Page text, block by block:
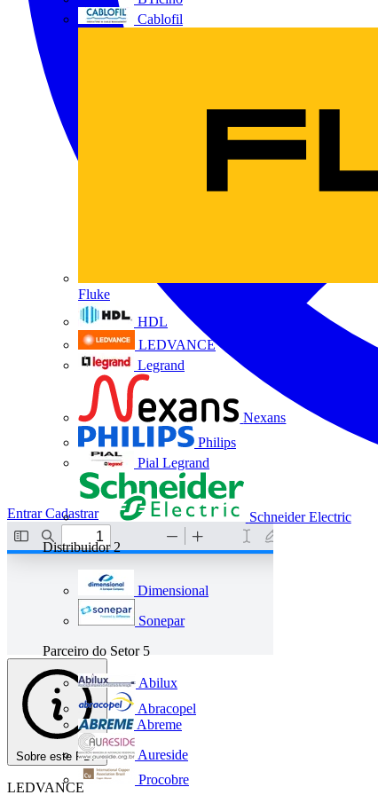
Cablofil
Fluke
HDL
LEDVANCE
Legrand
Nexans
Philips
Pial Legrand
Schneider Electric
Distribuidor 2
Dimensional
Sonepar
Parceiro do Setor 5
Abilux
Abracopel
Abreme
Aureside
Procobre
EntrarCadastrar
Sobre este PDF
LEDVANCE